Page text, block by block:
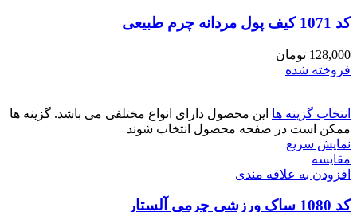
کد 1071 کیف پول مردانه چرم طبیعی
128,000 تومان
فروخته شده
انتخاب گزینه ها این محصول دارای انواع مختلفی می باشد. گزینه ها
ممکن است در صفحه محصول انتخاب شوند
نمایش سریع
مقايسه
افزودن به علاقه مندی
کد 1080 ساک ورزشی چرمی آلستار